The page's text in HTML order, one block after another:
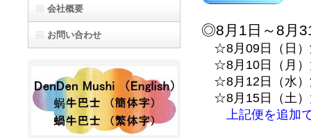
◎8月1日～8月
☆8月09日（日
☆8月10日（月
☆8月12日（水
☆8月15日（土
上記便を追加
会社概要
お問い合わせ